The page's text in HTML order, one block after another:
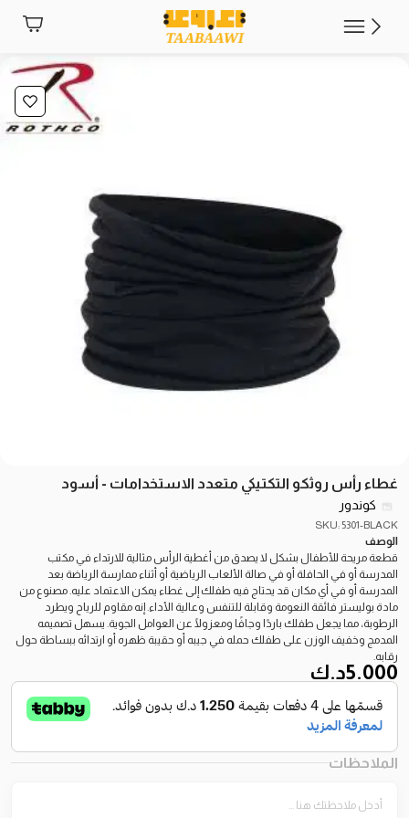
غطاء رأس روثكو التكتيكي متعدد الاستخدامات - أسود
كوندور
SKU: 5301-BLACK
الوصف
قطعة مريحة للأطفال بشكل لا يصدق من أغطية الرأس مثالية للارتداء في مكتب
المدرسة أو في الحافلة أو في صالة الألعاب الرياضية أو أثناء ممارسة الرياضة بعد
المدرسة أو في أي مكان قد يحتاج فيه طفلك إلى غطاء يمكن الاعتماد عليه. مصنوع من
مادة بوليستر فائقة النعومة وقابلة للتنفس وعالية الأداء. إنه مقاوم للرياح ويطرد
الرطوبة، مما يجعل طفلك باردًا وجافًا ومعزولًا عن العوامل الجوية. يسهل تصميمه
المدمج وخفيف الوزن على طفلك حمله في جيبه أو حقيبة ظهره أو ارتدائه ببساطة حول
رقابه.
5.000د.ك
الملاحظات